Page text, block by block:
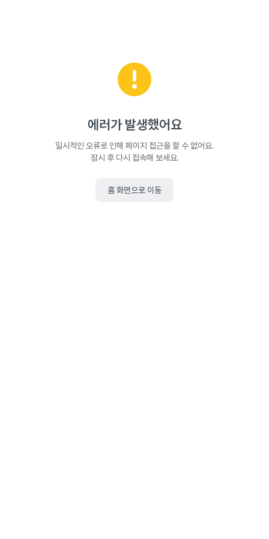
에러가 발생했어요
일시적인 오류로 인해 페이지 접근을 할 수 없어요.
잠시 후 다시 접속해 보세요.
홈 화면으로 이동